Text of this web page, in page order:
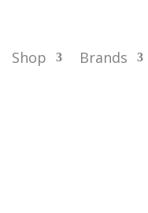
Shop Brands